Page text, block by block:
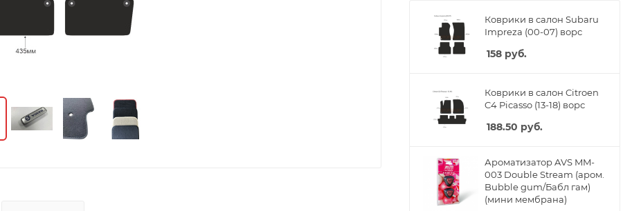
Коврики в салон Subaru
Impreza (00-07) ворс
158 руб.
Коврики в салон Citroen
C4 Picasso (13-18) ворс
188.50 руб.
Ароматизатор AVS MM-
003 Double Stream (аром.
Bubble gum/Бабл гам)
(мини мембрана)